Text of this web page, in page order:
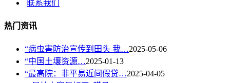
联系我们
热门资讯
“病虫害防治宣传到田头 我…2025-05-06
“中国土壤资源…2025-01-13
“最高院：非平易近间假贷…2025-04-05